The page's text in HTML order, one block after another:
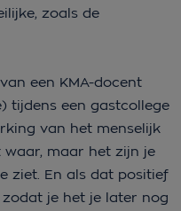
zoals de
een KMA-docent
tijdens een gastcollege
van het menselijk
waar, maar het zijn je
ziet. En als dat positief
je het je later nog